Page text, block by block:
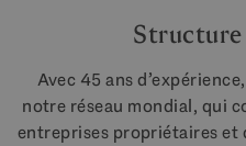
Structure
Avec 45 ans
notre réseau mondial, qui
entreprises propriétaires et